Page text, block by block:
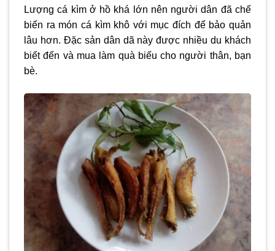
Lượng cá kìm ở hồ khá lớn nên người dân đã chế
biến ra món cá kìm khô với mục đích để bảo quản
lâu hơn. Đặc sản dân dã này được nhiều du khách
biết đến và mua làm quà biếu cho người thân, bạn
bè.